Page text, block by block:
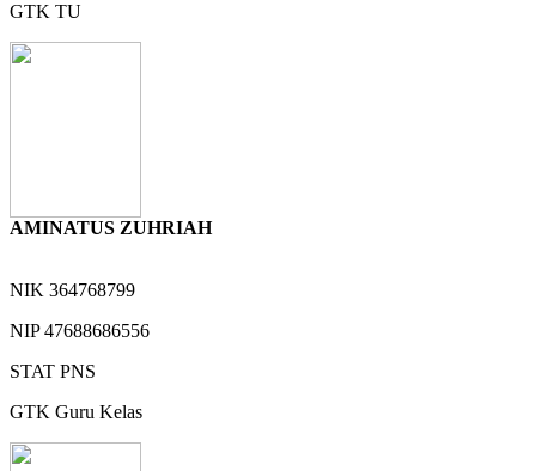
GTK TU
AMINATUS ZUHRIAH
NIK 364768799
NIP47688686556
STAT PNS
GTK Guru Kelas